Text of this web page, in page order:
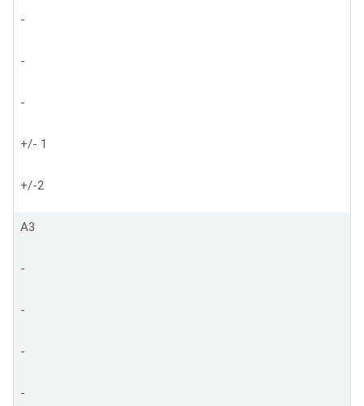
-
-
-
+/- 1
+/-2
А3
-
-
-
-